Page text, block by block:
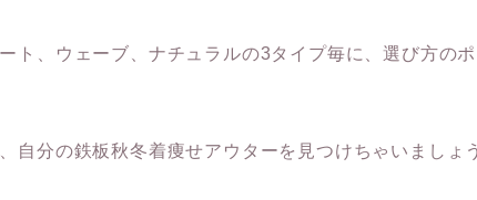
ト、ウェーブ、ナチュラルの3タイプ毎に、選び方の
自分の鉄板秋冬着痩せアウターを見つけちゃいましょ